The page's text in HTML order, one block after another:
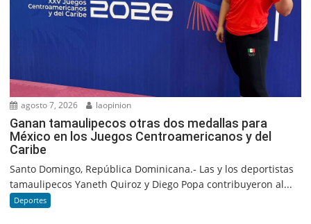
agosto 7, 2026 laopinion
Ganan tamaulipecos otras dos medallas para
México en los Juegos Centroamericanos y del
Caribe
Santo Domingo, República Dominicana.- Las y los deportistas
tamaulipecos Yaneth Quiroz y Diego Popa contribuyeron al...
Deportes